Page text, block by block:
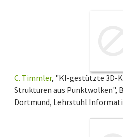
C. Timmler, "KI-gestützte 3D-
Strukturen aus Punktwolken",
Dortmund, Lehrstuhl